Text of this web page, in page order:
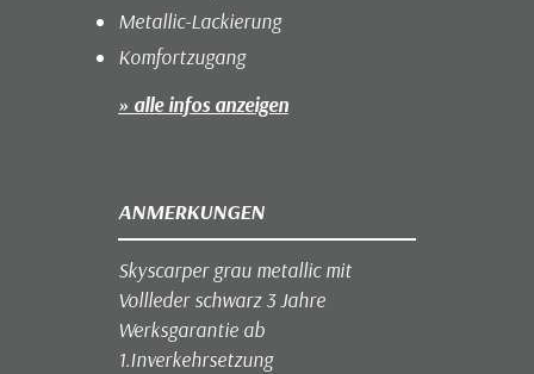
Metallic-Lackierung
Komfortzugang
» alle infos anzeigen
ANMERKUNGEN
Skyscarper grau metallic mit
Vollleder schwarz 3 Jahre
Werksgarantie ab
1.Inverkehrsetzung